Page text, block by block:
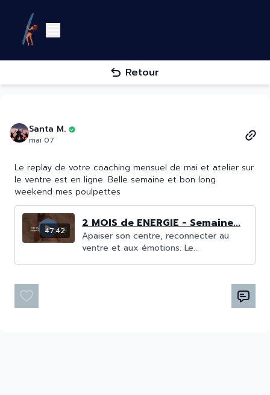
Retour
Santa M.
mai 07
Le replay de votre coaching mensuel de mai et atelier sur
le ventre est en ligne. Belle semaine et bon long
weekend mes poulpettes
47:42
2 MOIS de ENERGIE - Semaine...
Apaiser son centre, reconnecter au
ventre et aux émotions. Le...